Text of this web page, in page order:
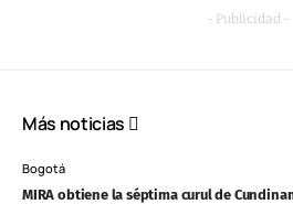
- Publicidad -
Más noticias
Bogotá
MIRA obtiene la séptima curul de